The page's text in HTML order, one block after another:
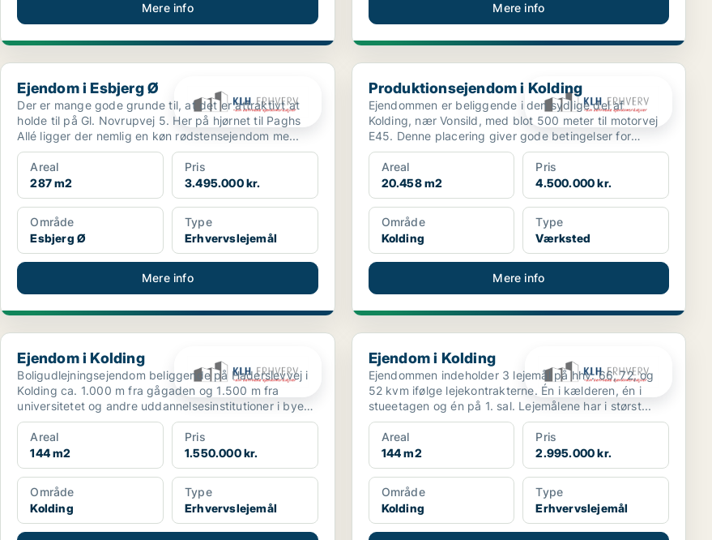
Mere info Mere info
Ejendom i Esbjerg Ø
Ejendom i Esbjerg Ø
Der er mange gode grunde til, at det er attraktivt at
holde til på Gl. Novrupvej 5. Her på hjørnet til Paghs
Allé ligger der nemlig en køn rødstensejendom me...
Areal
287 m2
Pris
3.495.000 kr.
Område
Esbjerg Ø
Type
Erhvervslejemål
Mere info
Produktionsejendom i Kolding
Produktionsejendom i Kolding
Ejendommen er beliggende i den sydlige del af
Kolding, nær Vonsild, med blot 500 meter til motorvej
E45. Denne placering giver gode betingelser for
erhvervsm...
Areal
20.458 m2
Pris
4.500.000 kr.
Område
Kolding
Type
Værksted
Mere info
Ejendom i Kolding
Ejendom i Kolding
Boligudlejningsejendom beliggende på Haderslevvej i
Kolding ca. 1.000 m fra gågaden og 1.500 m fra
universitetet og andre uddannelsesinstitutioner i byen.
...
Areal
144 m2
Pris
1.550.000 kr.
Område
Kolding
Type
Erhvervslejemål
Ejendom i Kolding
Ejendom i Kolding
Ejendommen indeholder 3 lejemål på hhv. 66, 72, og
52 kvm ifølge lejekontrakterne. Én i kælderen, én i
stueetagen og én på 1. sal. Lejemålene har i størst...
Areal
144 m2
Pris
2.995.000 kr.
Område
Kolding
Type
Erhvervslejemål